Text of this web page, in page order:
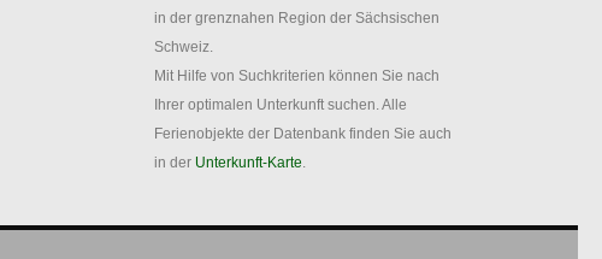
in der grenznahen Region der Sächsischen
Schweiz.
Mit Hilfe von Suchkriterien können Sie nach
Ihrer optimalen Unterkunft suchen. Alle
Ferienobjekte der Datenbank finden Sie auch
in der Unterkunft-Karte.